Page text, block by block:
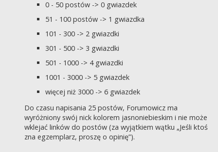
0 - 50 postów -> 0 gwiazdek
51 - 100 postów -> 1 gwiazdka
101 - 300 -> 2 gwiazdki
301 - 500 -> 3 gwiazdki
501 - 1000 -> 4 gwiazdki
1001 - 3000 -> 5 gwiazdek
więcej niż 3000 -> 6 gwiazdek
Do czasu napisania 25 postów, Forumowicz ma
wyróżniony swój nick kolorem jasnoniebieskim i nie może
wklejać linków do postów (za wyjątkiem wątku „Jeśli ktoś
zna egzemplarz, proszę o opinię”).